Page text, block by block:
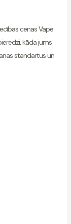
cenas Vape
kāda jums
standartus un